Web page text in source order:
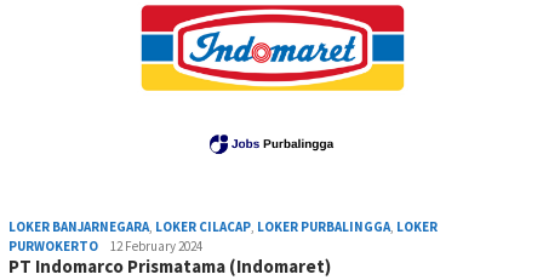
LOKER BANJARNEGARA, LOKER CILACAP, LOKER PURBALINGGA, LOKER
PURWOKERTO
12 February 2024
PT Indomarco Prismatama (Indomaret)